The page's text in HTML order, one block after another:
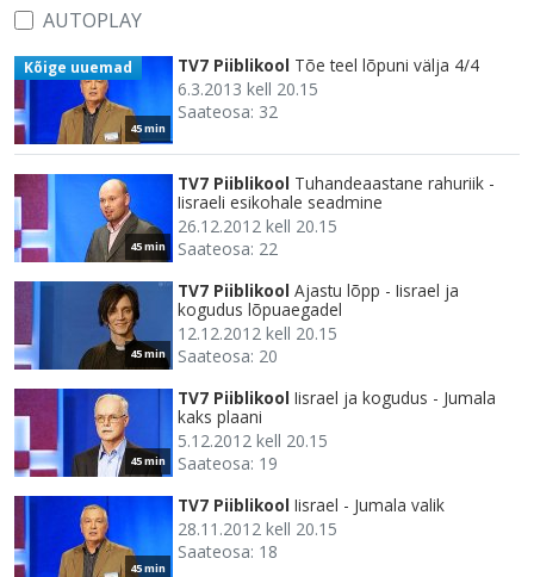
AUTOPLAY
45 min
Kõige uuemad TV7 Piiblikool Tõe teel lõpuni välja 4/4
6.3.2013 kell 20.15
Saateosa: 32
45 min
TV7 Piiblikool Tuhandeaastane rahuriik -
Iisraeli esikohale seadmine
26.12.2012 kell 20.15
Saateosa: 22
45 min
TV7 Piiblikool Ajastu lõpp - Iisrael ja
kogudus lõpuaegadel
12.12.2012 kell 20.15
Saateosa: 20
45 min
TV7 Piiblikool Iisrael ja kogudus - Jumala
kaks plaani
5.12.2012 kell 20.15
Saateosa: 19
45 min
TV7 Piiblikool Iisrael - Jumala valik
28.11.2012 kell 20.15
Saateosa: 18